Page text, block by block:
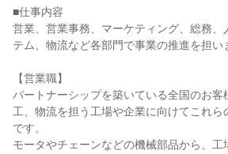
■仕事内容
営業、営業事務、マーケティング、総務、
テム、物流など各部門で事業の推進を担い
【営業職】
パートナーシップを築いている全国のお客
工、物流を担う工場や企業に向けてこれら
です。
モータやチェーンなどの機械部品から、工